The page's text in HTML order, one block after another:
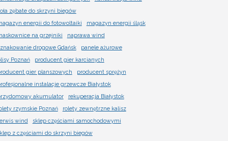
zębate do skrzyni biegów
energii do fotowoltaiki
magazyn energii śląsk
na grzejniki
naprawa wind
drogowe Gdańsk
panele ażurowe
Poznań
producent gier karcianych
gier planszowych
producent sprężyn
instalacje grzewcze Białystok
akumulator
rekuperacja Białystok
rzymskie Poznań
rolety zewnętrzne kalisz
wind
sklep częściami samochodowymi
z częściami do skrzyni biegów